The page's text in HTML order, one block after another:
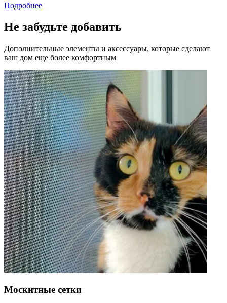
Подробнее
Не забудьте добавить
Дополнительные элементы и аксессуары, которые сделают
ваш дом еще более комфортным
Москитные сетки